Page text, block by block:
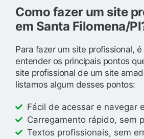
Como fazer um site
em Santa Filomena/
Para fazer um site profissional,
entender os principais pontos
site profissional de um site
listamos algum desses pontos:
Fácil de acessar e navegar
Carregamento rápido, sem
Textos profissionais, sem